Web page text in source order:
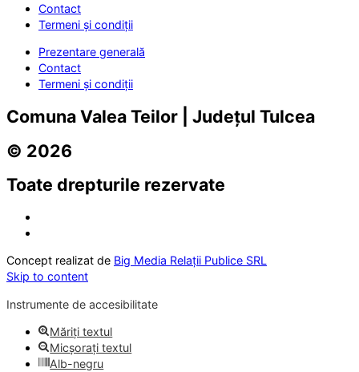
Contact
Termeni și condiții
Prezentare generală
Contact
Termeni și condiții
Comuna Valea Teilor | Județul Tulcea
© 2026
Toate drepturile rezervate
Concept realizat de Big Media Relații Publice SRL
Skip to content
Instrumente de accesibilitate
Măriți textul
Micșorați textul
Alb-negru